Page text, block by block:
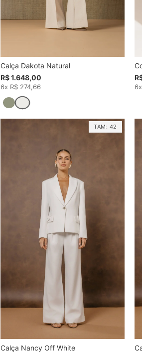
Calça Dakota Natural
R$ 1.648,00
6x R$ 274,66
Calça Nancy Off White
TAM: 42